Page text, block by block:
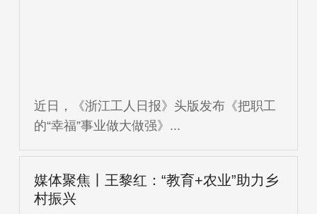
近日，《浙江工人日报》头版发布《把职工
的“幸福”事业做大做强》...
媒体聚焦丨王黎红：“教育+农业”助力乡
村振兴